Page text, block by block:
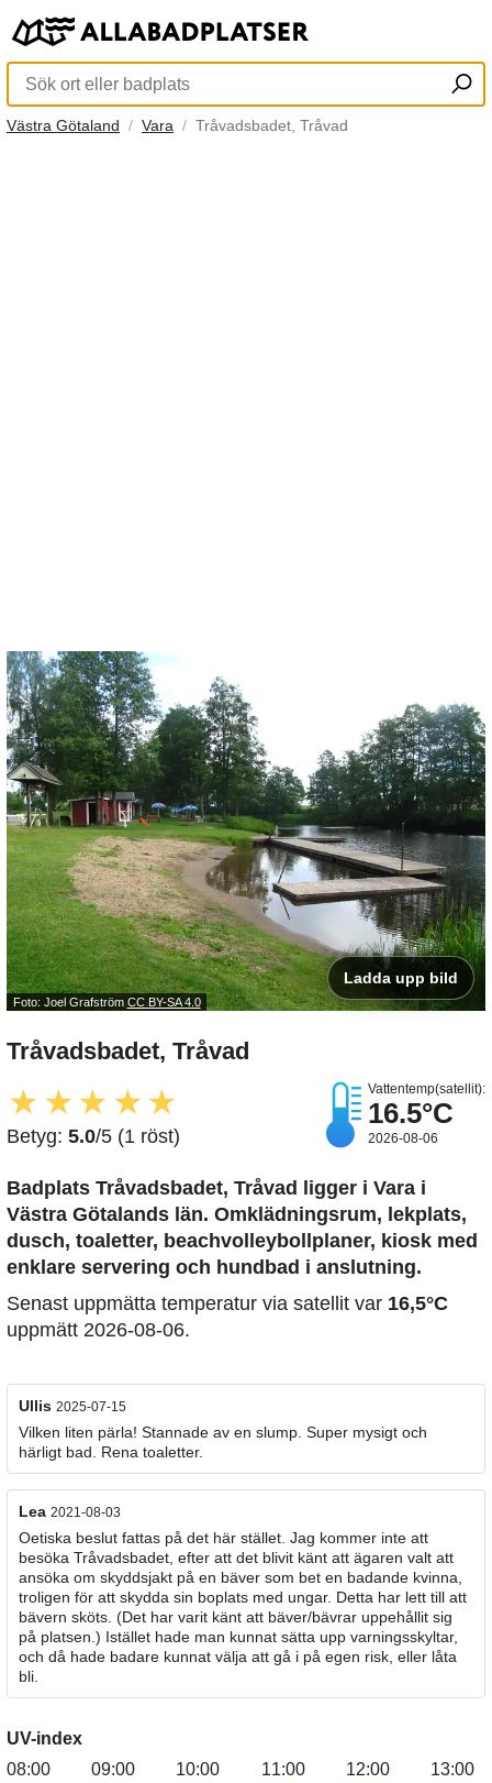
Västra Götaland Vara Tråvadsbadet, Tråvad
Foto: Joel Grafström CC BY-SA 4.0
Ladda upp bild
Tråvadsbadet, Tråvad
★ ★★ ★★
Betyg: 5.0/5 (1 röst)
Vattentemp(satellit):
16.5°C
2026-08-06
Badplats Tråvadsbadet, Tråvad
ligger i Vara i
Västra Götalands län. Omklädningsrum, lekplats,
dusch, toaletter, beachvolleybollplaner, kiosk med
enklare servering och hundbad i anslutning.
Senast uppmätta temperatur via satellit var 16,5°C
uppmätt 2026-08-06.
Ullis 2025-07-15
Vilken liten pärla! Stannade av en slump. Super mysigt och
härligt bad. Rena toaletter.
Lea 2021-08-03
Oetiska beslut fattas på det här stället. Jag kommer inte att
besöka Tråvadsbadet, efter att det blivit känt att ägaren valt att
ansöka om skyddsjakt på en bäver som bet en badande kvinna,
troligen för att skydda sin boplats med ungar. Detta har lett till att
bävern sköts. (Det har varit känt att bäver/bävrar uppehållit sig
på platsen.) Istället hade man kunnat sätta upp varningsskyltar,
och då hade badare kunnat välja att gå i på egen risk, eller låta
bli.
UV-index
08:00
09:00
10:00
11:00
12:00
13:00